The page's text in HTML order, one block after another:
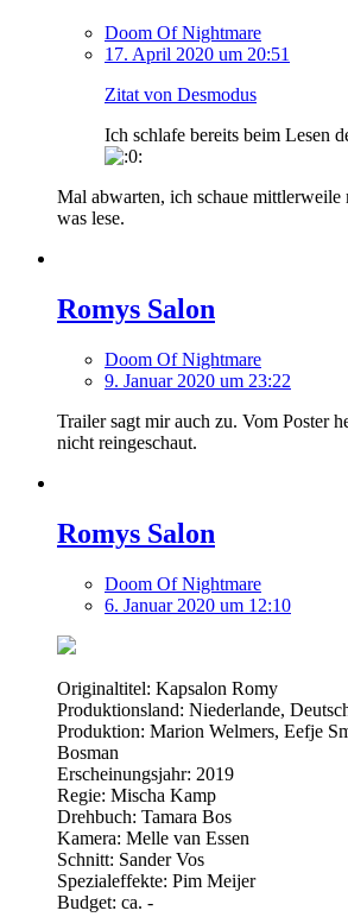
Doom Of Nightmare
17. April 2020 um 20:51
Zitat von Desmodus
Ich schlafe bereits beim Lesen
Mal abwarten, ich schaue mittlerweile
was lese.
Romys Salon
Doom Of Nightmare
9. Januar 2020 um 23:22
Trailer sagt mir auch zu. Vom Poster
nicht reingeschaut.
Romys Salon
Doom Of Nightmare
6. Januar 2020 um 12:10
Originaltitel: Kapsalon Romy
Produktionsland: Niederlande,
Produktion: Marion Welmers, Eefje
Bosman
Erscheinungsjahr: 2019
Regie: Mischa Kamp
Drehbuch: Tamara Bos
Kamera: Melle van Essen
Schnitt: Sander Vos
Spezialeffekte: Pim Meijer
Budget: ca. -